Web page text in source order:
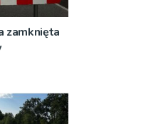
zamknięta